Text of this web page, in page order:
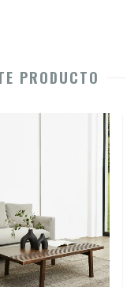
PRODUCTO